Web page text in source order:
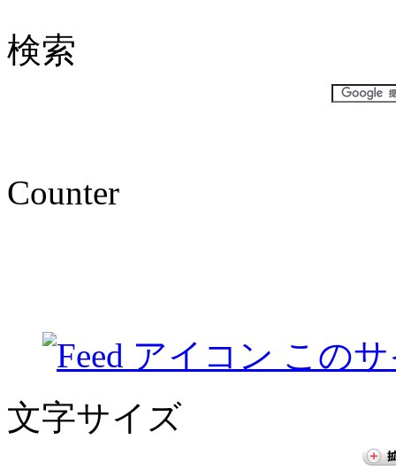
検索
Counter
この
文字サイズ